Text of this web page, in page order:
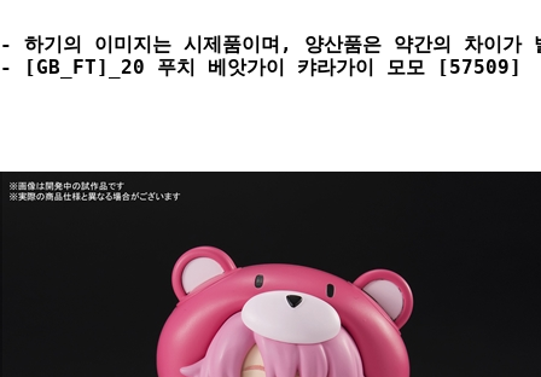
- 하기의 이미지는 시제품이며, 양산품은 약간의 차이가
- [GB_FT]_20 푸치 베앗가이 캬라가이 모모 [57509]